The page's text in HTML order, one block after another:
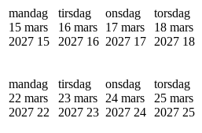
mandag
15 mars
2027 15
tirsdag
16 mars
2027 16
onsdag
17 mars
2027 17
torsdag
18 mars
2027 18
mandag
22 mars
2027 22
tirsdag
23 mars
2027 23
onsdag
24 mars
2027 24
torsdag
25 mars
2027 25